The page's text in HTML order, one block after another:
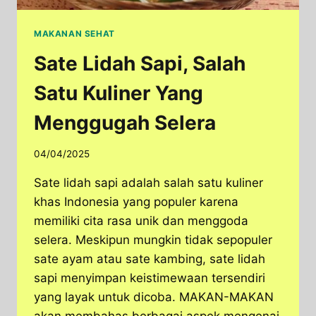
MAKANAN SEHAT
Sate Lidah Sapi, Salah
Satu Kuliner Yang
Menggugah Selera
04/04/2025
Sate lidah sapi adalah salah satu kuliner
khas Indonesia yang populer karena
memiliki cita rasa unik dan menggoda
selera. Meskipun mungkin tidak sepopuler
sate ayam atau sate kambing, sate lidah
sapi menyimpan keistimewaan tersendiri
yang layak untuk dicoba. MAKAN-MAKAN